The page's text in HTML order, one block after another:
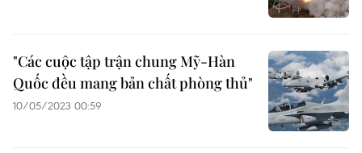
"Các cuộc tập trận chung Mỹ-Hàn
Quốc đều mang bản chất phòng thủ"
10/05/2023 00:59